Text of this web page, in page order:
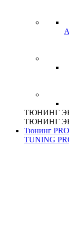
ТЮНИНГ
ТЮНИНГ
Тюнинг PRO
TUNING